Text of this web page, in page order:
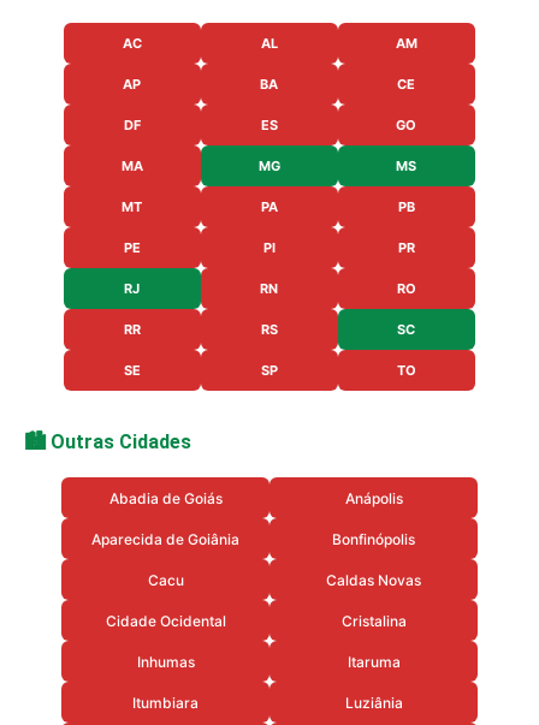
AC AL AM
AP BA CE
DF ES GO
MA MG MS
MT PA PB
PE PI PR
RJ RN RO
RR RS SC
SE SP TO
🏙️ Outras Cidades
Abadia de Goiás Anápolis
Aparecida de Goiânia Bonfinópolis
Cacu Caldas Novas
Cidade Ocidental Cristalina
Inhumas Itaruma
Itumbiara Luziânia